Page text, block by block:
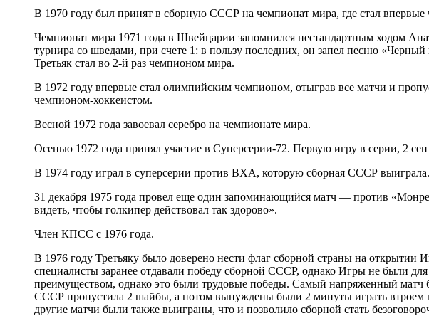
В 1970 году был принят в сборную СССР на чемпионат мира, где стал
Чемпионат мира 1971 года в Швейцарии запомнился нестандартным ходом
турнира со шведами, при счете 1: в пользу последних, он запел песню
Третьяк стал во 2-й раз чемпионом мира.
В 1972 году впервые стал олимпийским чемпионом, отыграв все матчи и
чемпионом-хоккеистом.
Весной 1972 года завоевал серебро на чемпионате мира.
Осенью 1972 года принял участие в Суперсерии-72. Первую игру в серии, 2
В 1974 году играл в суперсерии против ВХА, которую сборная СССР выиграла.
31 декабря 1975 года провел еще один запоминающийся матч — против
видеть, чтобы голкипер действовал так здорово».
Член КПСС с 1976 года.
В 1976 году Третьяку было доверено нести флаг сборной страны на
специалисты заранее отдавали победу сборной СССР, однако Игры не были
преимуществом, однако это были трудовые победы. Самый напряженный матч
СССР пропустила 2 шайбы, а потом вынуждены были 2 минуты играть втроем
другие матчи были также выиграны, что и позволило сборной стать